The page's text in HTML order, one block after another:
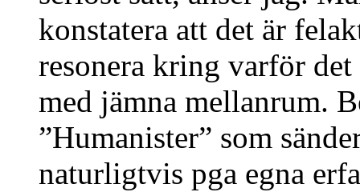
konstatera att det är
resonera kring varför
med jämna mellanrum.
”Humanister” som
naturligtvis pga egna